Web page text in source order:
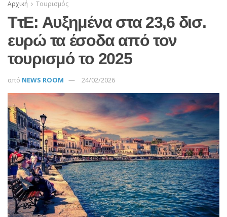
Αρχική Τουρισμός
ΤτΕ: Αυξημένα στα 23,6 δισ.
ευρώ τα έσοδα από τον
τουρισμό το 2025
από NEWS ROOM 24/02/2026